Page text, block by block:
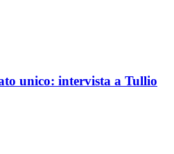
unico: intervista a Tullio